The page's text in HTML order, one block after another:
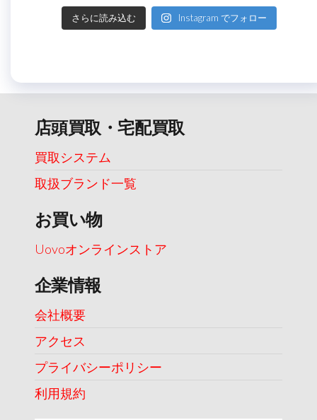
さらに読み込む Instagram でフォロー
店頭買取・宅配買取
買取システム
取扱ブランド一覧
お買い物
Uovoオンラインストア
企業情報
会社概要
アクセス
プライバシーポリシー
利用規約